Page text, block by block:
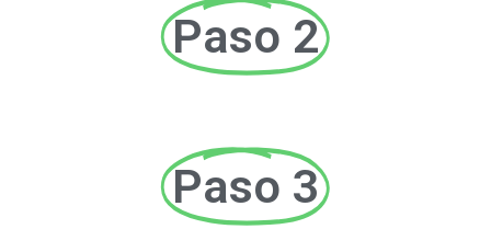
Paso 2
Paso 3